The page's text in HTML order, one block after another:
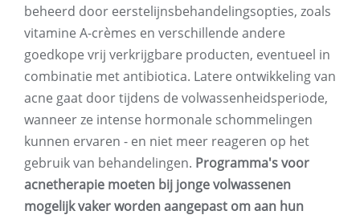
beheerd door eerstelijnsbehandelingsopties, zoals
vitamine A-crèmes en verschillende andere
goedkope vrij verkrijgbare producten, eventueel in
combinatie met antibiotica. Latere ontwikkeling van
acne gaat door tijdens de volwassenheidsperiode,
wanneer ze intense hormonale schommelingen
kunnen ervaren - en niet meer reageren op het
gebruik van behandelingen. Programma's voor
acnetherapie moeten bij jonge volwassenen
mogelijk vaker worden aangepast om aan hun